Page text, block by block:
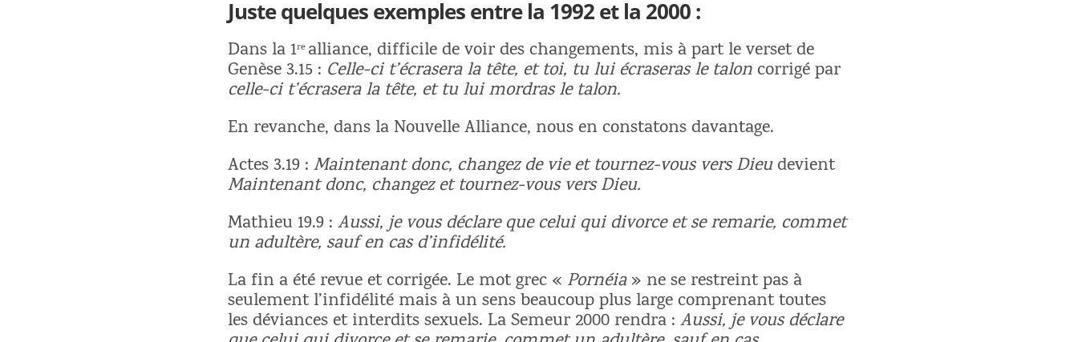
Juste quelques exemples entre la 1992 et la 2000 :
Dans la 1ʳᵉalliance, difficile de voir des changements, mis à part le verset de
Genèse 3.15 : Celle-ci t’écrasera la tête, et toi, tu lui écraseras le taloncorrigé par
celle-ci t’écrasera la tête, et tu lui mordras le talon.
En revanche, dans la Nouvelle Alliance, nous en constatons davantage.
Actes 3.19 :Maintenant donc, changez de vie et tournez-vous vers Dieudevient
Maintenant donc, changez et tournez-vous vers Dieu.
Mathieu 19.9 :Aussi, je vous déclare que celui qui divorce et se remarie, commet
un adultère, sauf en cas d’infidélité.
La fin a été revue et corrigée. Le mot grec « Pornéia» ne se restreint pas à
seulement l’infidélité mais à un sens beaucoup plus large comprenant toutes
les déviances et interdits sexuels. La Semeur 2000 rendra :Aussi, je vous déclare